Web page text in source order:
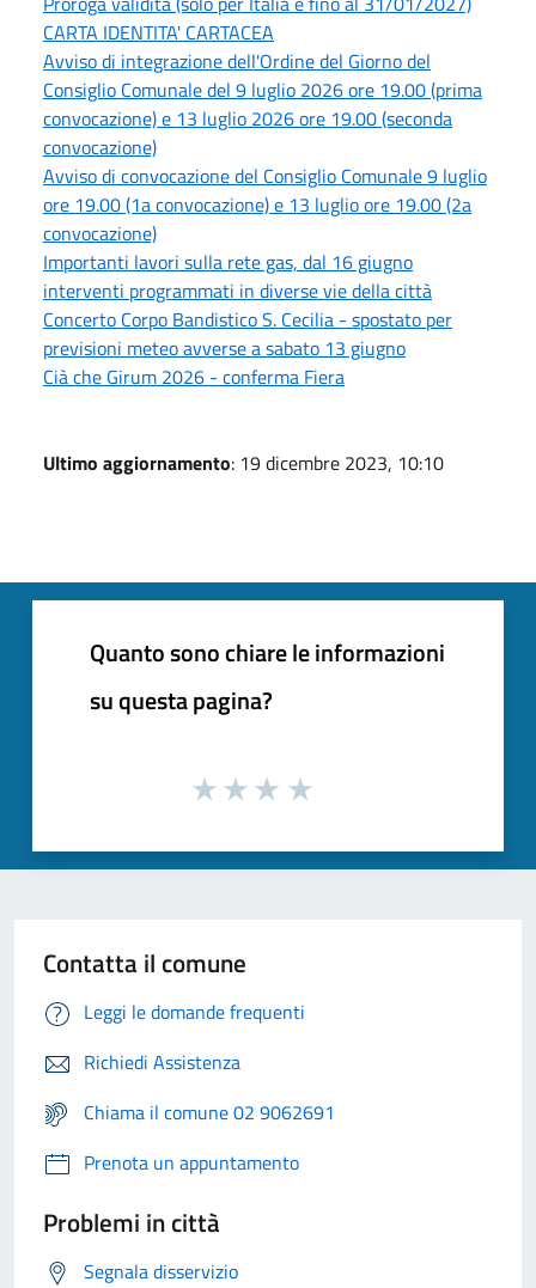
CARTA IDENTITA' CARTACEA
Avviso di integrazione dell'Ordine del Giorno del
Consiglio Comunale del 9 luglio 2026 ore 19.00 (prima
convocazione) e 13 luglio 2026 ore 19.00 (seconda
convocazione)
Avviso di convocazione del Consiglio Comunale 9 luglio
ore 19.00 (1a convocazione) e 13 luglio ore 19.00 (2a
convocazione)
Importanti lavori sulla rete gas, dal 16 giugno
interventi programmati in diverse vie della città
Concerto Corpo Bandistico S. Cecilia - spostato per
previsioni meteo avverse a sabato 13 giugno
Cià che Girum 2026 - conferma Fiera
Ultimo aggiornamento: 19 dicembre 2023, 10:10
Quanto sono chiare le informazioni
su questa pagina?
Contatta il comune
Leggi le domande frequenti
Richiedi Assistenza
Chiama il comune 02 9062691
Prenota un appuntamento
Problemi in città
Segnala disservizio